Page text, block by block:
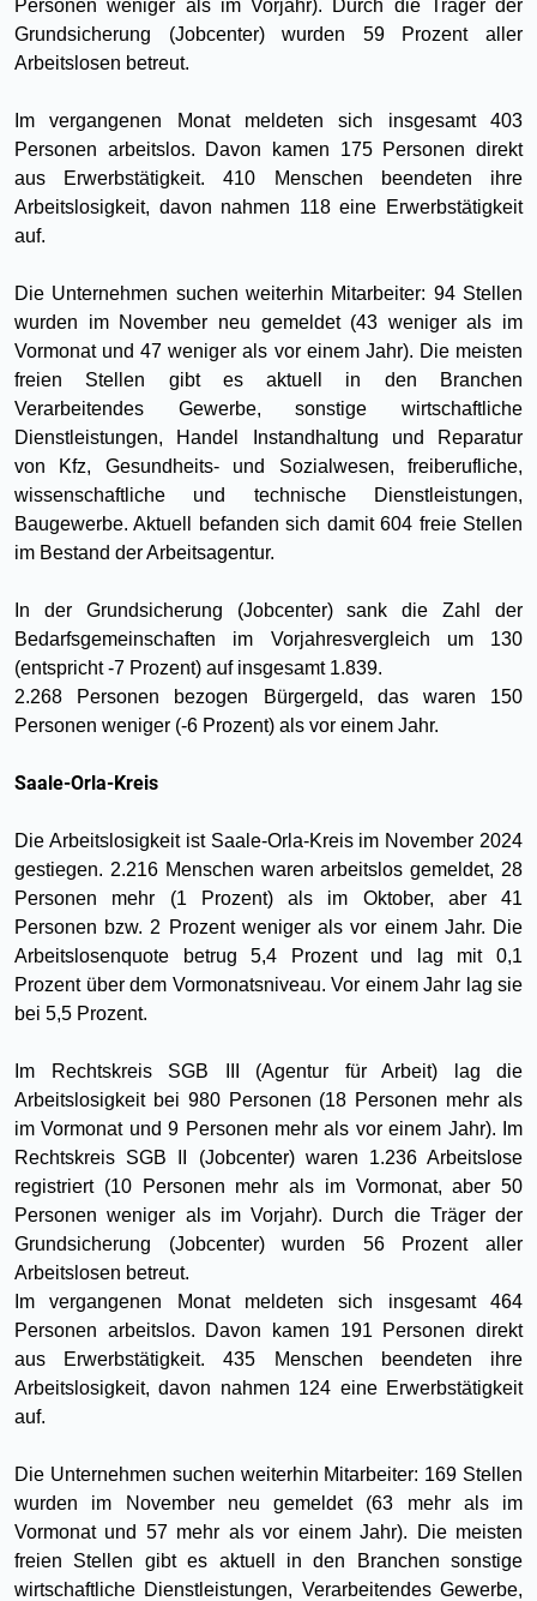
Personen weniger als im Vorjahr). Durch die Träger der
Grundsicherung (Jobcenter) wurden 59 Prozent aller
Arbeitslosen betreut.
Im vergangenen Monat meldeten sich insgesamt 403
Personen arbeitslos. Davon kamen 175 Personen direkt
aus Erwerbstätigkeit. 410 Menschen beendeten ihre
Arbeitslosigkeit, davon nahmen 118 eine Erwerbstätigkeit
auf.
Die Unternehmen suchen weiterhin Mitarbeiter: 94 Stellen
wurden im November neu gemeldet (43 weniger als im
Vormonat und 47 weniger als vor einem Jahr). Die meisten
freien Stellen gibt es aktuell in den Branchen
Verarbeitendes Gewerbe, sonstige wirtschaftliche
Dienstleistungen, Handel Instandhaltung und Reparatur
von Kfz, Gesundheits- und Sozialwesen, freiberufliche,
wissenschaftliche und technische Dienstleistungen,
Baugewerbe. Aktuell befanden sich damit 604 freie Stellen
im Bestand der Arbeitsagentur.
In der Grundsicherung (Jobcenter) sank die Zahl der
Bedarfsgemeinschaften im Vorjahresvergleich um 130
(entspricht -7 Prozent) auf insgesamt 1.839.
2.268 Personen bezogen Bürgergeld, das waren 150
Personen weniger (-6 Prozent) als vor einem Jahr.
Saale-Orla-Kreis
Die Arbeitslosigkeit ist Saale-Orla-Kreis im November 2024
gestiegen. 2.216 Menschen waren arbeitslos gemeldet, 28
Personen mehr (1 Prozent) als im Oktober, aber 41
Personen bzw. 2 Prozent weniger als vor einem Jahr. Die
Arbeitslosenquote betrug 5,4 Prozent und lag mit 0,1
Prozent über dem Vormonatsniveau. Vor einem Jahr lag sie
bei 5,5 Prozent.
Im Rechtskreis SGB III (Agentur für Arbeit) lag die
Arbeitslosigkeit bei 980 Personen (18 Personen mehr als
im Vormonat und 9 Personen mehr als vor einem Jahr). Im
Rechtskreis SGB II (Jobcenter) waren 1.236 Arbeitslose
registriert (10 Personen mehr als im Vormonat, aber 50
Personen weniger als im Vorjahr). Durch die Träger der
Grundsicherung (Jobcenter) wurden 56 Prozent aller
Arbeitslosen betreut.
Im vergangenen Monat meldeten sich insgesamt 464
Personen arbeitslos. Davon kamen 191 Personen direkt
aus Erwerbstätigkeit. 435 Menschen beendeten ihre
Arbeitslosigkeit, davon nahmen 124 eine Erwerbstätigkeit
auf.
Die Unternehmen suchen weiterhin Mitarbeiter: 169 Stellen
wurden im November neu gemeldet (63 mehr als im
Vormonat und 57 mehr als vor einem Jahr). Die meisten
freien Stellen gibt es aktuell in den Branchen sonstige
wirtschaftliche Dienstleistungen, Verarbeitendes Gewerbe,